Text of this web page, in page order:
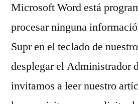
Microsoft Word está
procesar ninguna
Supr en el teclado de
desplegar el Administrador
invitamos a leer nuestro